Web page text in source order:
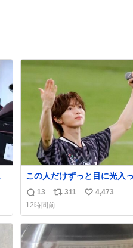
この人だけずっと目に光入
もなかったすご
返
信
数
13
リ
ポ
ス
311
い
ね
数
4,473
12時間前